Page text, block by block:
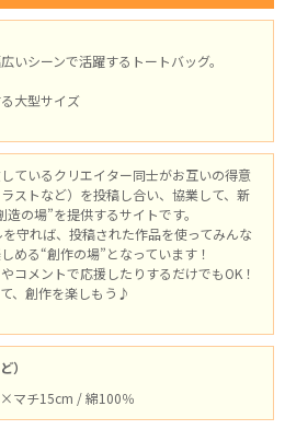
いシーンで活躍するトートバッグ。
大型サイズ
ているクリエイター同士がお互いの得意
ストなど）を投稿し合い、協業して、新
の場”を提供するサイトです。
守れば、投稿された作品を使ってみんな
める“創作の場”となっています！
コメントで応援したりするだけでもOK！
、創作を楽しもう♪
）
マチ15cm / 綿100％